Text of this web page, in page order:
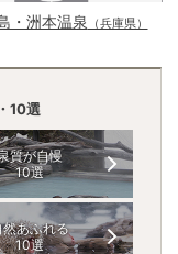
・洲本温泉 （兵庫県）
10選
質が自慢
10選
然あふれる
10選